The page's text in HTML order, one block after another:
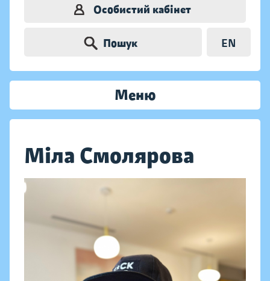
Особистий кабінет
Пошук EN
Меню
Міла Смолярова